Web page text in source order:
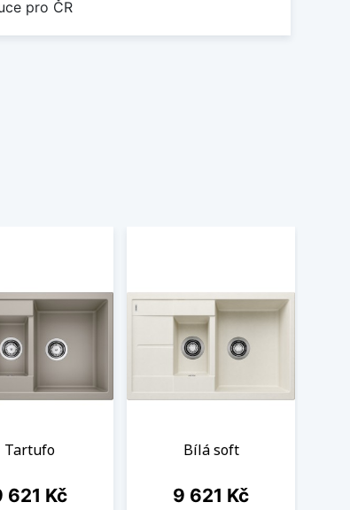
pro ČR
Tartufo
621 Kč
Bílá soft
Cena
9 621 Kč